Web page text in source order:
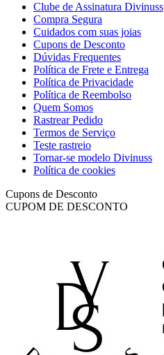
Clube de Assinatura Divinuss
Compra Segura
Cuidados com suas joias
Cupons de Desconto
Dúvidas Frequentes
Política de Frete e Entrega
Política de Privacidade
Política de Reembolso
Quem Somos
Rastrear Pedido
Termos de Serviço
Teste rastreio
Tornar-se modelo Divinuss
Política de cookies
Cupons de Desconto
CUPOM DE DESCONTO